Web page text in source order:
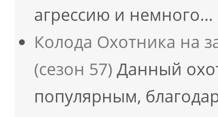
агрессию и немного…
Колода Охотника на
(сезон 57) Данный
популярным,